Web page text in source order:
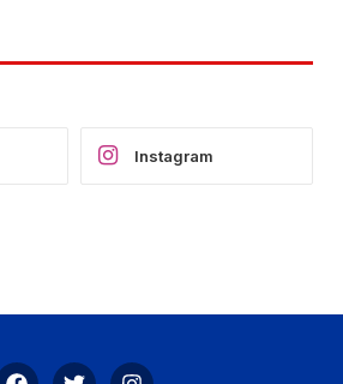
Instagram